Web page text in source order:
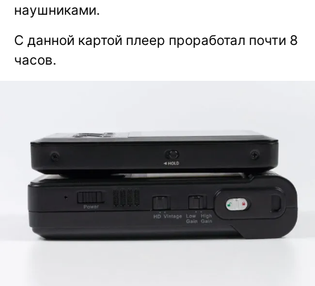
наушниками.
С данной картой плеер проработал почти 8
часов.